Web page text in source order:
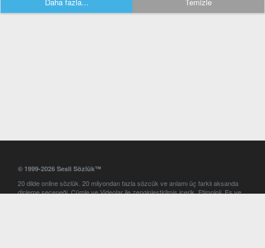
© 1999-2026 Sesli Sözlük™
20 dilde online sözlük. 20 milyondan fazla sözcük ve anlamı üç farklı aksanda
dinleme seçeneği. Cümle ve Videolar ile zenginleştirilmiş içerik. Etimoloji, Eş ve